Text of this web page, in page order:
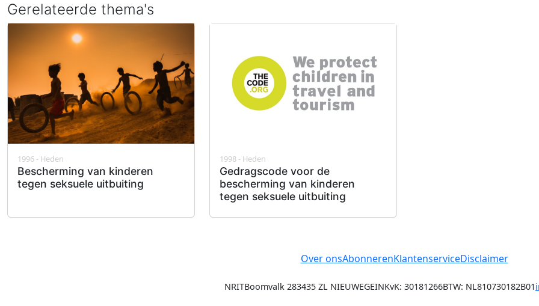
Gerelateerde thema's
1996 - Heden
Bescherming van kinderen
tegen seksuele uitbuiting
1998 - Heden
Gedragscode voor de
bescherming van kinderen
tegen seksuele uitbuiting
Over onsAbonnerenKlantenserviceDisclaimer
NRITBoomvalk 283435 ZL NIEUWEGEINKvK: 30181266BTW: NL810730182B01